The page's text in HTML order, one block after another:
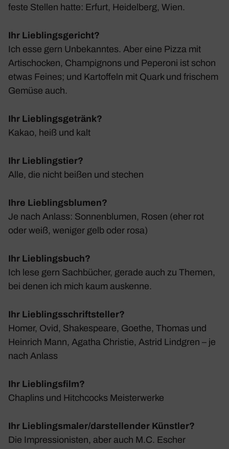
feste Stellen hatte: Erfurt, Heidel­berg, Wien.
Ihr Lieblingsgericht?
Ich esse gern Unbe­kanntes. Aber eine Pizza mit
Arti­scho­cken, Cham­pi­gnons und Pepe­roni ist schon
etwas Feines; und Kartof­feln mit Quark und frischem
Gemüse auch.
Ihr Lieblingsgetränk?
Kakao, heiß und kalt
Ihr Lieblingstier?
Alle, die nicht beißen und stechen
Ihre Lieblingsblumen?
Je nach Anlass: Sonnen­blumen, Rosen (eher rot
oder weiß, weniger gelb oder rosa)
Ihr Lieblingsbuch?
Ich lese gern Sach­bü­cher, gerade auch zu Themen,
bei denen ich mich kaum auskenne.
Ihr Lieblingsschriftsteller?
Homer, Ovid, Shake­speare, Goethe, Thomas und
Hein­rich Mann, Agatha Christie, Astrid Lind­gren – je
nach Anlass
Ihr Lieblingsfilm?
Chap­lins und Hitch­cocks Meis­ter­werke
Ihr Lieblingsmaler/darstellender Künstler?
Die Impres­sio­nisten, aber auch M.C. Escher